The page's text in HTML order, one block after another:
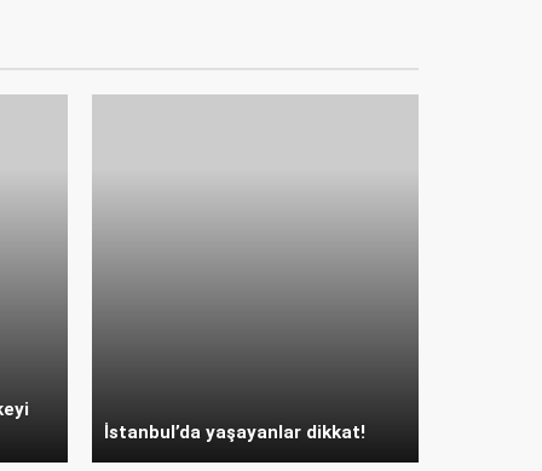
İstanbul’da yaşayanlar dikkat!